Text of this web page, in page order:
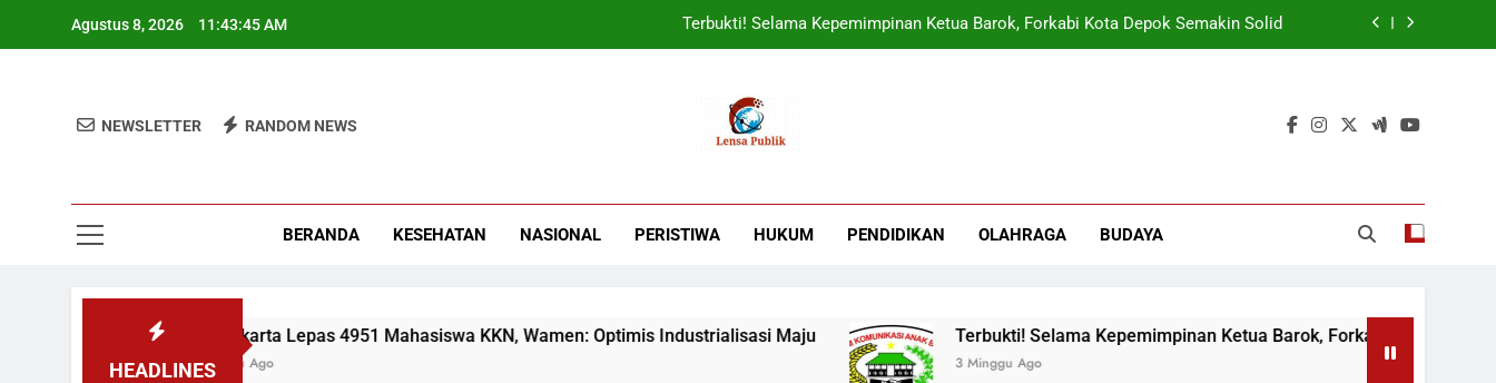
Agustus 8, 2026 11:43:46 AM Terbukti! Selama Kepemimpinan Ketua Barok, Forkabi Kota Depok Semakin Solid
NEWSLETTER RANDOM NEWS
BERANDA KESEHATAN NASIONAL PERISTIWA HUKUM PENDIDIKAN OLAHRAGA BUDAYA
HEADLINES
UIN Jakarta Lepas 4951 Mahasiswa KKN, Wamen: Optimis Industrialisasi Maju
2 Minggu Ago
Terbukti! Selama Kepemimpinan Ketua Barok, Forkabi Kota Depok Semakin
3 Minggu Ago